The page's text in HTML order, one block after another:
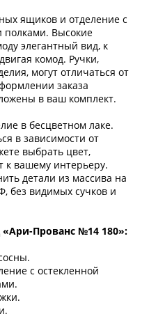
ящиков и отделение с
полками. Высокие
элегантный вид, к
комод. Ручки,
могут отличаться от
заказа
в ваш комплект.
в бесцветном лаке.
в зависимости от
выбрать цвет,
к вашему интерьеру.
детали из массива на
без видимых сучков и
Прованс №14 180»:
с остекленной